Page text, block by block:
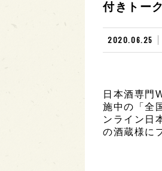
付きトー
2020.06.25
日本酒専門
施中の「全
ンライン日
の酒蔵様に